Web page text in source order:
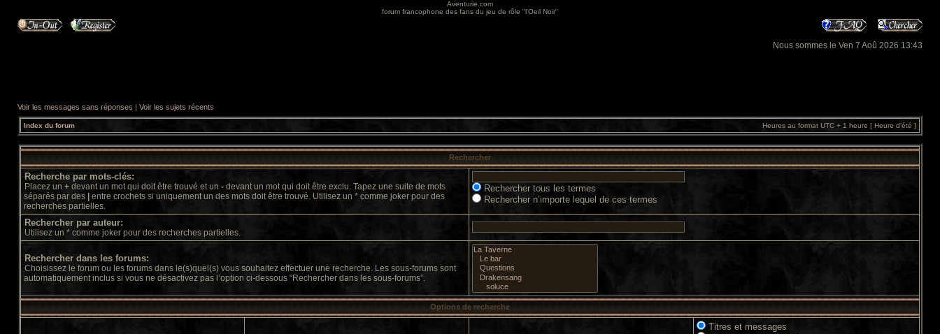
Aventurie.com
forum francophone des fans du jeu de rôle "l'Oeil Noir"
Nous sommes le Ven 7 Aoû 2026 13:43
Voir les messages sans réponses | Voir les sujets récents
Index du forum Heures au format UTC + 1 heure [ Heure d’été ]
Rechercher
Recherche par mots-clés:
Placez un + devant un mot qui doit être trouvé et un - devant un mot qui doit être exclu. Tapez une suite de mots
séparés par des
entre crochets si uniquement un des mots doit être trouvé. Utilisez un * comme joker pour des
recherches partielles.
Rechercher tous les termes
Rechercher n’importe lequel de ces termes
Rechercher par auteur:
Utilisez un * comme joker pour des recherches partielles.
Rechercher dans les forums:
Choisissez le forum ou les forums dans le(s)quel(s) vous souhaitez effectuer une recherche. Les sous-forums sont
automatiquement inclus si vous ne désactivez pas l’option ci-dessous “Rechercher dans les sous-forums”.
Options de recherche
Titres et messages